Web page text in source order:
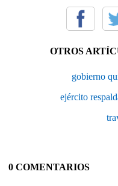
OTROS
gobierno
ejército
0 COMENTARIOS